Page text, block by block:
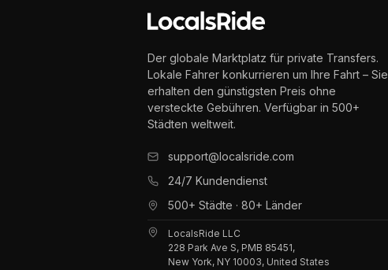
Der globale Marktplatz für private Transfers.
Lokale Fahrer konkurrieren um Ihre Fahrt – Sie
erhalten den günstigsten Preis ohne
versteckte Gebühren. Verfügbar in 500+
Städten weltweit.
support@localsride.com
24/7 Kundendienst
500+ Städte · 80+ Länder
LocalsRide LLC
228 Park Ave S, PMB 85451,
New York, NY 10003, United States